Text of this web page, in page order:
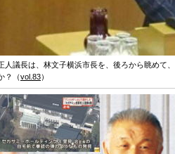
議長は、林文子横浜市長を、後ろから眺めて、
？（vol.83）